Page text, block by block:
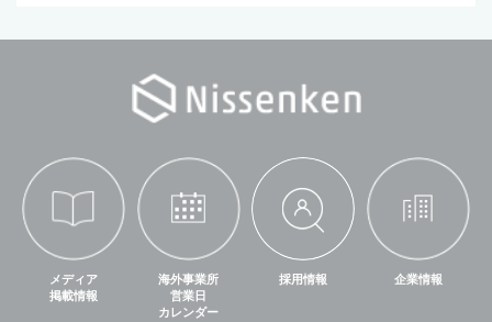
メディア
掲載情報
海外事業所
営業日
カレンダー
採用情報 企業情報